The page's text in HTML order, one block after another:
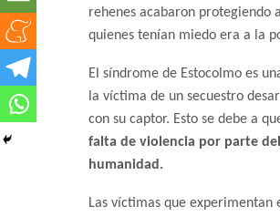
rehenes acabaron protegiendo
quienes tenían miedo era a la
El síndrome de Estocolmo es
la víctima de un secuestro
con su captor. Esto se debe a
falta de violencia por parte
humanidad.
Las víctimas que experimentan